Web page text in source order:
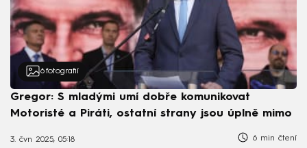
6 fotografií
Gregor: S mladými umí dobře komunikovat
Motoristé a Piráti, ostatní strany jsou úplně mimo
3. čvn 2025, 05:18 6 min čtení